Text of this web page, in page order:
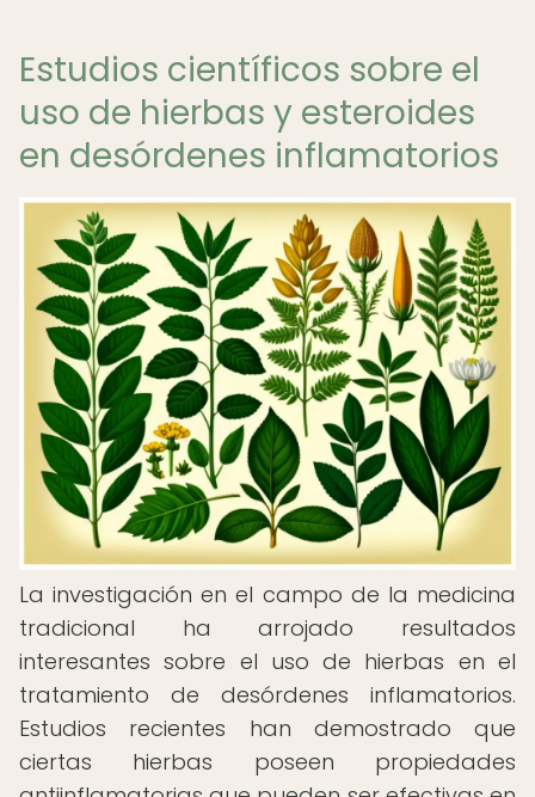
Estudios científicos sobre el
uso de hierbas y esteroides
en desórdenes inflamatorios
La investigación en el campo de la medicina
tradicional ha arrojado resultados
interesantes sobre el uso de hierbas en el
tratamiento de desórdenes inflamatorios.
Estudios recientes han demostrado que
ciertas hierbas poseen propiedades